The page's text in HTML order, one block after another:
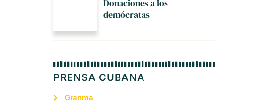
Donaciones a los
demócratas
PRENSA CUBANA
Granma